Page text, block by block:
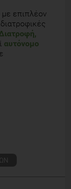
our obesity
επιπλέον
αυτόνομο